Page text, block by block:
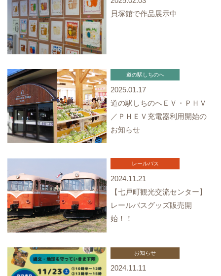
貝塚館で作品展示中
道の駅しちのへ
2025.01.17
道の駅しちのへＥＶ・ＰＨＶ
／ＰＨＥＶ充電器利用開始の
お知らせ
レールバス
2024.11.21
【七戸町観光交流センター】
レールバスグッズ販売開
始！！
お知らせ
2024.11.11